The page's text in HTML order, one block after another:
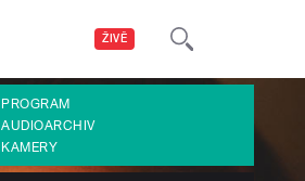
ŽIVĚ
PROGRAM
AUDIOARCHIV
KAMERY